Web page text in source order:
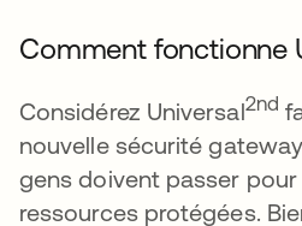
Comment fonctionne
Considérez Universal2nd
nouvelle sécurité
gens doivent passer
ressources protégées.